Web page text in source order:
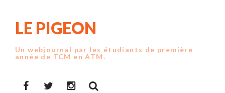
LE PIGEON
Un webjournal par les étudiants de première
année de TCM en ATM.
FacebookTwitterInstagram